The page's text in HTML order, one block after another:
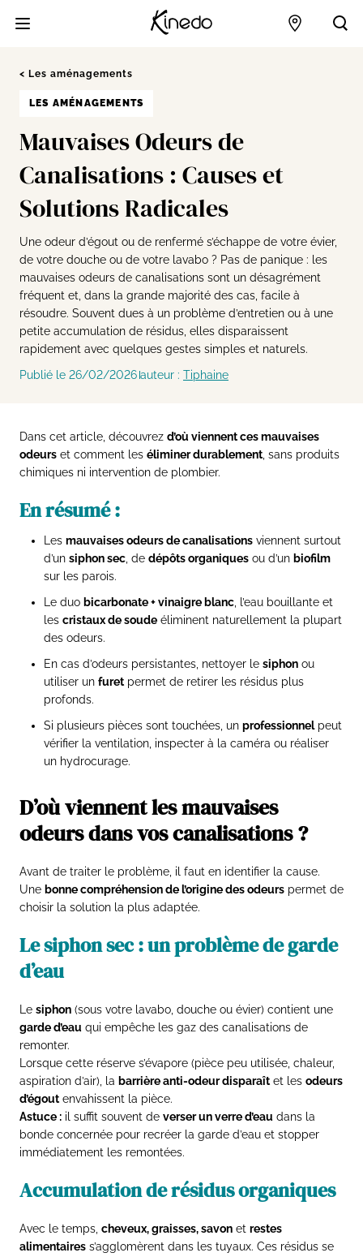
Points de
Les aménagements
LES AMÉNAGEMENTS
Mauvaises Odeurs de
Canalisations : Causes et
Solutions Radicales
Une odeur d’égout ou de renfermé s’échappe de votre évier,
de votre douche ou de votre lavabo ? Pas de panique : les
mauvaises odeurs de canalisations sont un désagrément
fréquent et, dans la grande majorité des cas, facile à
résoudre. Souvent dues à un problème d’entretien ou à une
petite accumulation de résidus, elles disparaissent
rapidement avec quelques gestes simples et naturels.
Publié le 26/02/2026 auteur : Tiphaine
Dans cet article, découvrez d’où viennent ces mauvaises
odeurs et comment les éliminer durablement , sans produits
chimiques ni intervention de plombier.
En résumé :
Les mauvaises odeurs de canalisations viennent surtout
d’un siphon sec , de dépôts organiques ou d’un biofilm
sur les parois.
Le duo bicarbonate + vinaigre blanc , l’eau bouillante et
les cristaux de soude éliminent naturellement la plupart
des odeurs.
En cas d’odeurs persistantes, nettoyer le siphon ou
utiliser un furet permet de retirer les résidus plus
profonds.
Si plusieurs pièces sont touchées, un professionnelpeut
vérifier la ventilation, inspecter à la caméra ou réaliser
un hydrocurage.
D’où viennent les mauvaises
odeurs dans vos canalisations ?
Avant de traiter le problème, il faut en identifier la cause.
Une bonne compréhension de l’origine des odeurs permet de
choisir la solution la plus adaptée.
Le siphon sec : un problème de garde
d’eau
Le siphon (sous votre lavabo, douche ou évier) contient une
garde d’eau qui empêche les gaz des canalisations de
remonter.
Lorsque cette réserve s’évapore (pièce peu utilisée, chaleur,
aspiration d’air), la barrière anti-odeur disparaît et les odeurs
d’égout envahissent la pièce.
Astuce : il suffit souvent de verser un verre d’eau dans la
bonde concernée pour recréer la garde d’eau et stopper
immédiatement les remontées.
Accumulation de résidus organiques
Avec le temps, cheveux, graisses, savon et restes
alimentaires s’agglomèrent dans les tuyaux. Ces résidus se